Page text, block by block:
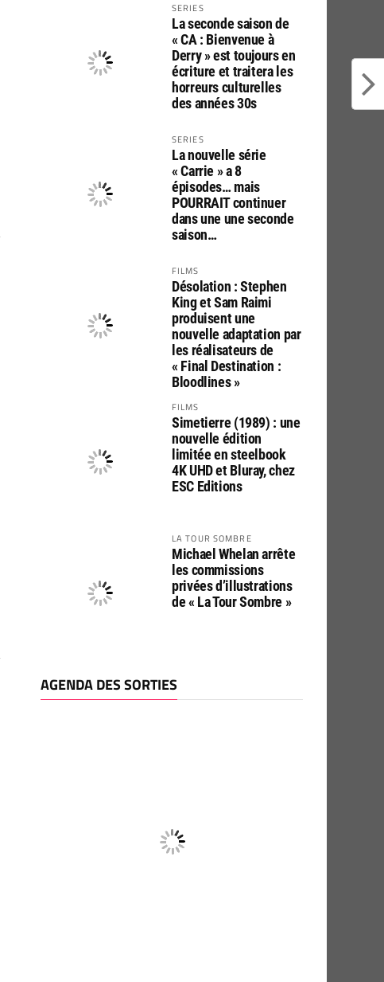
SERIES
La seconde saison de
« CA : Bienvenue à
Derry » est toujours en
écriture et traitera les
horreurs culturelles
des années 30s
SERIES
La nouvelle série
« Carrie » a 8
épisodes… mais
POURRAIT continuer
dans une une seconde
saison…
FILMS
Désolation : Stephen
King et Sam Raimi
produisent une
nouvelle adaptation par
les réalisateurs de
« Final Destination :
Bloodlines »
FILMS
Simetierre (1989) : une
nouvelle édition
limitée en steelbook
4K UHD et Bluray, chez
ESC Editions
LA TOUR SOMBRE
Michael Whelan arrête
les commissions
privées d’illustrations
de « La Tour Sombre »
AGENDA DES SORTIES